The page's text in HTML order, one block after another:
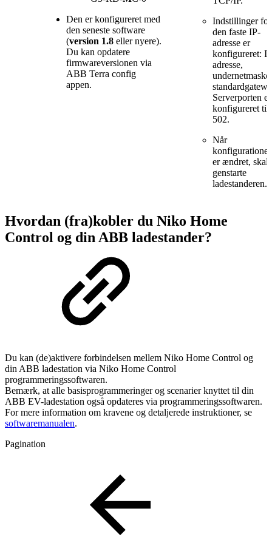
Den er konfigureret med
den seneste software
(version 1.8 eller nyere).
Du kan opdatere
firmwareversionen via
ABB Terra config
appen.
Indstillinger for
den faste IP-
adresse er
konfigureret:
adresse,
Serverporten er
konfigureret til
502.
Når
er ændret, skal
genstarte
ladestanderen.
Hvordan (fra)kobler du Niko Home
Control og din ABB ladestander?
Du kan (de)aktivere forbindelsen mellem Niko Home Control og
din ABB ladestation via Niko Home Control
programmeringssoftwaren.
Bemærk, at alle basisprogrammeringer og scenarier knyttet til din
ABB EV-ladestation også opdateres via programmeringssoftwaren.
For mere information om kravene og detaljerede instruktioner, se
softwaremanualen.
Pagination